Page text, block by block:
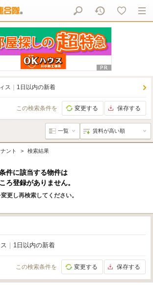
ス 1日以内の新着
この検索条件を 変更する 保存する
ント 検索結果
件に該当する物件は
ろ登録がありません。
更し再検索してください。
1日以内の新着
この検索条件を 変更する 保存する